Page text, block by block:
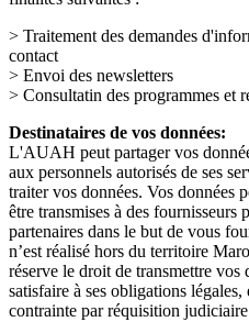
> Traitement des demandes
contact
> Envoi des newsletters
> Consultatin des programmes et
Destinataires de vos données:
L'AUAH peut partager vos
aux personnels autorisés de ses
traiter vos données. Vos données
être transmises à des fournisseurs
partenaires dans le but de vous
n’est réalisé hors du territoire
réserve le droit de transmettre vos
satisfaire à ses obligations
contrainte par réquisition